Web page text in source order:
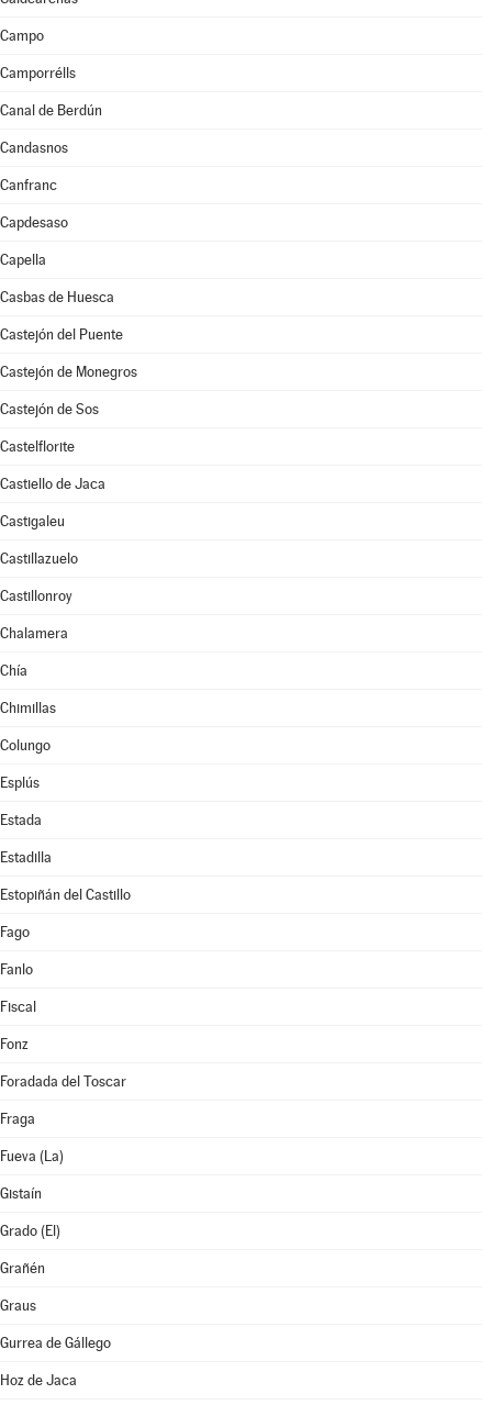
Campo
Camporrélls
Canal de Berdún
Candasnos
Canfranc
Capdesaso
Capella
Casbas de Huesca
Castejón del Puente
Castejón de Monegros
Castejón de Sos
Castelflorite
Castiello de Jaca
Castigaleu
Castillazuelo
Castillonroy
Chalamera
Chía
Chimillas
Colungo
Esplús
Estada
Estadilla
Estopiñán del Castillo
Fago
Fanlo
Fiscal
Fonz
Foradada del Toscar
Fraga
Fueva (La)
Gistaín
Grado (El)
Grañén
Graus
Gurrea de Gállego
Hoz de Jaca